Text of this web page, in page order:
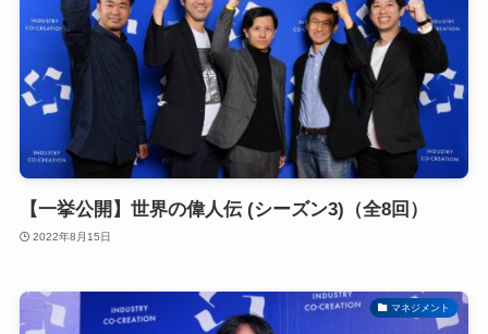
【一挙公開】世界の偉人伝 (シーズン3)（全8回）
2022年8月15日
マネジメント